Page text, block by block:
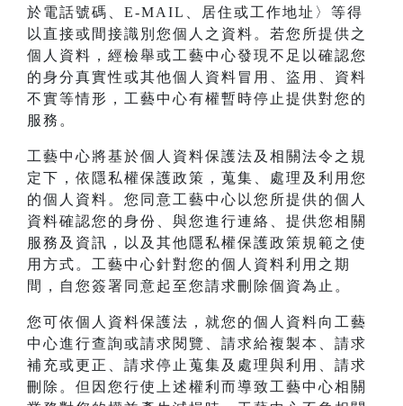
於電話號碼、E-MAIL、居住或工作地址〉等得
以直接或間接識別您個人之資料。若您所提供之
個人資料，經檢舉或工藝中心發現不足以確認您
的身分真實性或其他個人資料冒用、盜用、資料
不實等情形，工藝中心有權暫時停止提供對您的
服務。
工藝中心將基於個人資料保護法及相關法令之規
定下，依隱私權保護政策，蒐集、處理及利用您
的個人資料。您同意工藝中心以您所提供的個人
資料確認您的身份、與您進行連絡、提供您相關
服務及資訊，以及其他隱私權保護政策規範之使
用方式。工藝中心針對您的個人資料利用之期
間，自您簽署同意起至您請求刪除個資為止。
您可依個人資料保護法，就您的個人資料向工藝
中心進行查詢或請求閱覽、請求給複製本、請求
補充或更正、請求停止蒐集及處理與利用、請求
刪除。但因您行使上述權利而導致工藝中心相關